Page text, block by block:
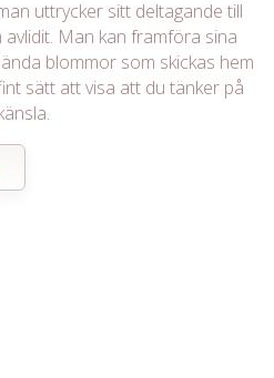
uttrycker sitt deltagande till
Man kan framföra sina
blommor som skickas hem
sätt att visa att du tänker på